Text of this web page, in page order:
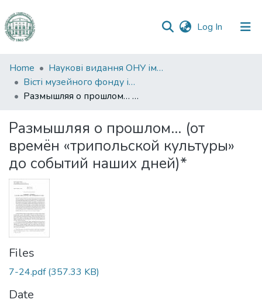
Log In (current)
Communities
&
Collections
Statistics
Home
Наукові видання ОНУ імені І. І. Мечникова
Вісті музейного фонду ім. О. О. Браунера
Размышляя о прошлом… (от времён «трипольской культуры» до событий наших дней)*
Размышляя о прошлом… (от
времён «трипольской культуры»
до событий наших дней)*
Files
7-24.pdf(357.33 KB)
Date